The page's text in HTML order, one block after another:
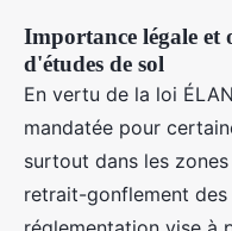
Importance légale et
d'études de sol
En vertu de la loi
mandatée pour
surtout dans les
retrait-gonflement